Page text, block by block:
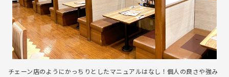
チェーン店のようにかっちりとしたマニュアルはなし！個人の良さや強み